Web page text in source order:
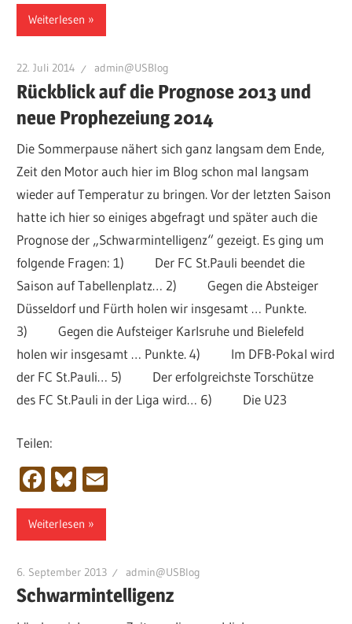
Weiterlesen
22. Juli 2014 admin@USBlog
Rückblick auf die Prognose 2013 und
neue Prophezeiung 2014
Die Sommerpause nähert sich ganz langsam dem Ende,
Zeit den Motor auch hier im Blog schon mal langsam
wieder auf Temperatur zu bringen. Vor der letzten Saison
hatte ich hier so einiges abgefragt und später auch die
Prognose der „Schwarmintelligenz“ gezeigt. Es ging um
folgende Fragen: 1) Der FC St.Pauli beendet die
Saison auf Tabellenplatz… 2) Gegen die Absteiger
Düsseldorf und Fürth holen wir insgesamt … Punkte.
3) Gegen die Aufsteiger Karlsruhe und Bielefeld
holen wir insgesamt … Punkte. 4) Im DFB-Pokal wird
der FC St.Pauli… 5) Der erfolgreichste Torschütze
des FC St.Pauli in der Liga wird… 6) Die U23
Teilen:
Facebook
Bluesky
Weiterlesen
6. September 2013 admin@USBlog
Schwarmintelligenz